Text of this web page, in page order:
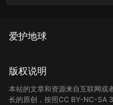
爱护地球
版权说明
本站的文章和资源来自互联网或
长的原创，按照CC BY-NC-SA